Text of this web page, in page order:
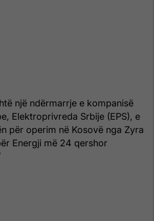
një ndërmarrje e kompanisë
Elektroprivreda Srbije (EPS), e
për operim në Kosovë nga Zyra
Energji më 24 qershor